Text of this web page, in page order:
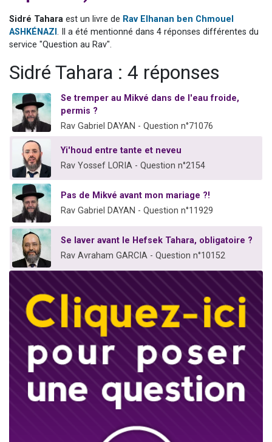
30 personnes viennent de faire un don pour Sauvez la jambe de Yohan
Il reste 49 places pour étudier en groupe sur Zoom
12 nouvelles musiques dans Torah-Box Music
Sidré Tahara est un livre de Rav Elhanan ben Chmouel
ASHKÉNAZI. Il a été mentionné dans 4 réponses différentes du
service "Question au Rav".
Sidré Tahara : 4 réponses
Se tremper au Mikvé dans de l'eau froide,
permis ?
Rav Gabriel DAYAN - Question n°71076
Yi'houd entre tante et neveu
Rav Yossef LORIA - Question n°2154
Pas de Mikvé avant mon mariage ?!
Rav Gabriel DAYAN - Question n°11929
Se laver avant le Hefsek Tahara, obligatoire ?
Rav Avraham GARCIA - Question n°10152